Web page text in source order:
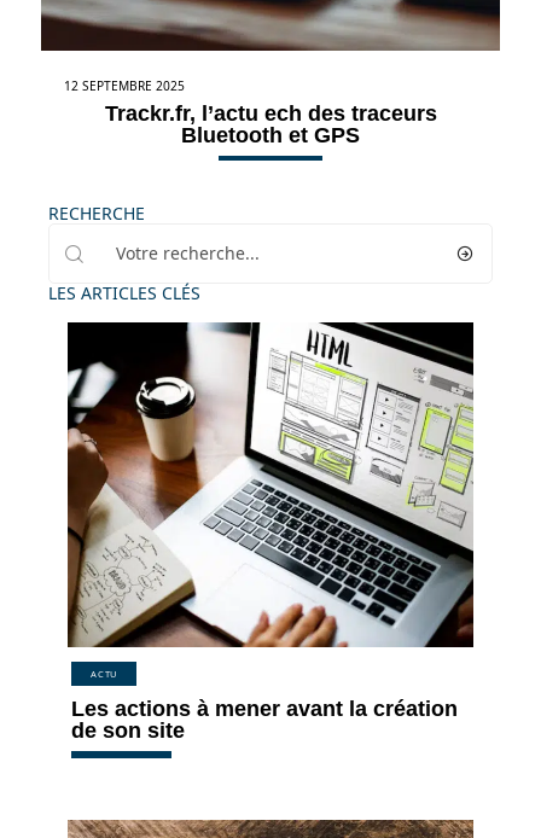
12 SEPTEMBRE 2025
Trackr.fr, l’actu ech des traceurs
Bluetooth et GPS
RECHERCHE
LES ARTICLES CLÉS
ACTU
Les actions à mener avant la création
de son site